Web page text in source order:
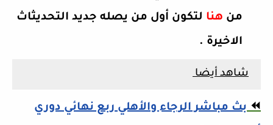
من هنا لتكون أول من يصله جديد التحديثاث
الاخيرة .
شاهد أيضا
⏪بث مباشر الرجاء والأهلي ربع نهائي دوري